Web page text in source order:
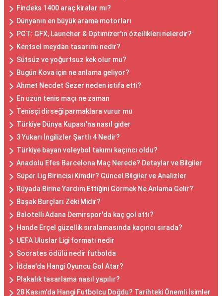
Findeks 1400 araç kiralar mı?
Dünyanın en büyük arama motorları
PGT: GFX, Launcher & Optimizer'ın özellikleri nelerdir?
Kentsel meydan tasarımı nedir?
Sütsüz ve yoğurtsuz kek olur mu?
Bugün Kova için ne anlama geliyor?
Ahmet Necdet Sezer neden istifa etti?
En uzun tenis maçı ne zaman
Tenisçi dirseği parmaklara vurur mu
Türkiye Dünya Kupası'na nasıl gider
3 Yukarı İngilizler Şartlı 4 Nedir?
Türkiye bayan voleybol takımı kaçıncı oldu?
Anadolu Efes Barcelona Maç Nerede? Detaylar ve Bilgiler
Süper Lig Birincisi Kimdir? Güncel Bilgiler ve Analizler
Rüyada Birine Yardım Ettiğini Görmek Ne Anlama Gelir?
Başak Burçları Zeki Midir?
Balotelli Adana Demirspor'da kaç gol attı?
Hande Erçel güzellik sıralamasında kaçıncı sırada?
UEFA Uluslar Ligi formatı nedir
Socrates ödülü nedir futbolda
İddaa'da Hangi Oyuncu Gol Atar?
Plakalık tasarlama nasıl yapılır?
28 Kasım'da Hangi Futbolcu Doğdu? Tarihteki Önemli İsimler